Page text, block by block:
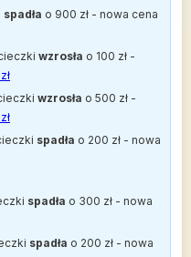
spadła o 900 zł - nowa cena
wzrosła o 100 zł -
wzrosła o 500 zł -
spadła o 200 zł - nowa
spadła o 300 zł - nowa
spadła o 200 zł - nowa